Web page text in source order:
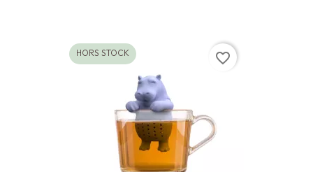
HORS STOCK favorite_border